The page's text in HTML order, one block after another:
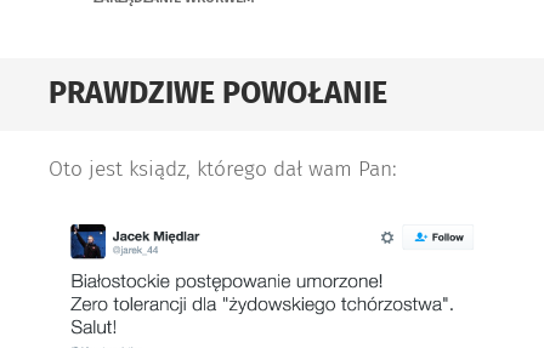
PRAWDZIWE POWOŁANIE
Oto jest ksiądz, którego dał wam Pan: